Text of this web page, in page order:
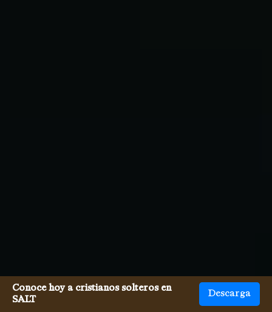
Conoce hoy a cristianos solteros en
SALT
Descarga